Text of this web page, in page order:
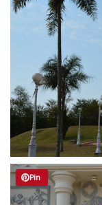
Pin